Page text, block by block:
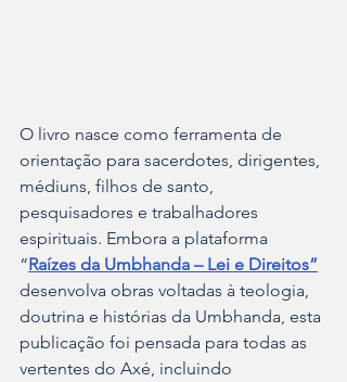
O livro nasce como ferramenta de
orientação para sacerdotes, dirigentes,
médiuns, filhos de santo,
pesquisadores e trabalhadores
espirituais. Embora a plataforma
“Raízes da Umbhanda – Lei e Direitos”
desenvolva obras voltadas à teologia,
doutrina e histórias da Umbhanda, esta
publicação foi pensada para todas as
vertentes do Axé, incluindo